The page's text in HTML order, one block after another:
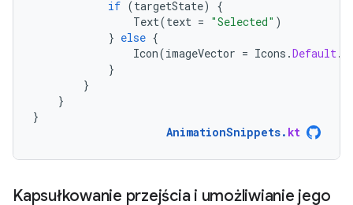
if (targetState)
{
Text(text = "Selected" )
} else {
Icon(imageVector = Icons .Default.
}
}
}
}
AnimationSnippets. kt
Kapsułkowanie przejścia i umożliwianie jego